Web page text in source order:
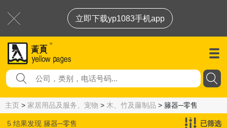
立即下载yp1083手机app
主页 > 家居用品及服务、宠物 > 木、竹及藤制品 > 籐器─零售
5 结果发现 籐器─零售 已筛选